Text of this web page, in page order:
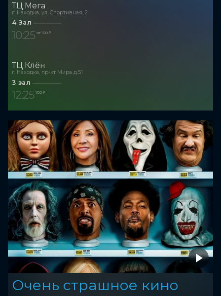
ТЦ Мега
г. Находка, ул. Спортивная, 2
4 Зал
10:25 от 100 ₽
ТЦ Клён
г. Находка, пр-кт Мира д.51
3 зал
12:25 100 ₽
Очень страшное кино